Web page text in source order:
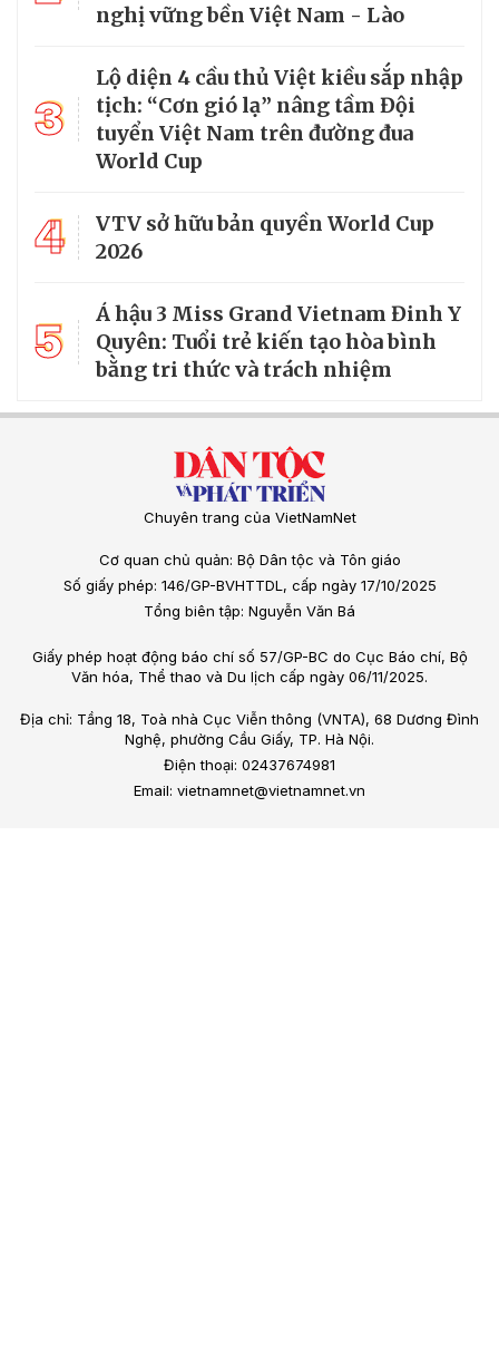
nghị vững bền Việt Nam - Lào
3
Lộ diện 4 cầu thủ Việt kiều sắp nhập
tịch: “Cơn gió lạ” nâng tầm Đội
tuyển Việt Nam trên đường đua
World Cup
4
VTV sở hữu bản quyền World Cup
2026
5
Á hậu 3 Miss Grand Vietnam Đinh Y
Quyên: Tuổi trẻ kiến tạo hòa bình
bằng tri thức và trách nhiệm
Chuyên trang của VietNamNet
Cơ quan chủ quản: Bộ Dân tộc và Tôn giáo
Số giấy phép: 146/GP-BVHTTDL, cấp ngày 17/10/2025
Tổng biên tập: Nguyễn Văn Bá
Giấy phép hoạt động báo chí số 57/GP-BC do Cục Báo chí, Bộ
Văn hóa, Thể thao và Du lịch cấp ngày 06/11/2025.
Địa chỉ: Tầng 18, Toà nhà Cục Viễn thông (VNTA), 68 Dương Đình
Nghệ, phường Cầu Giấy, TP. Hà Nội.
Điện thoại: 02437674981
Email: vietnamnet@vietnamnet.vn